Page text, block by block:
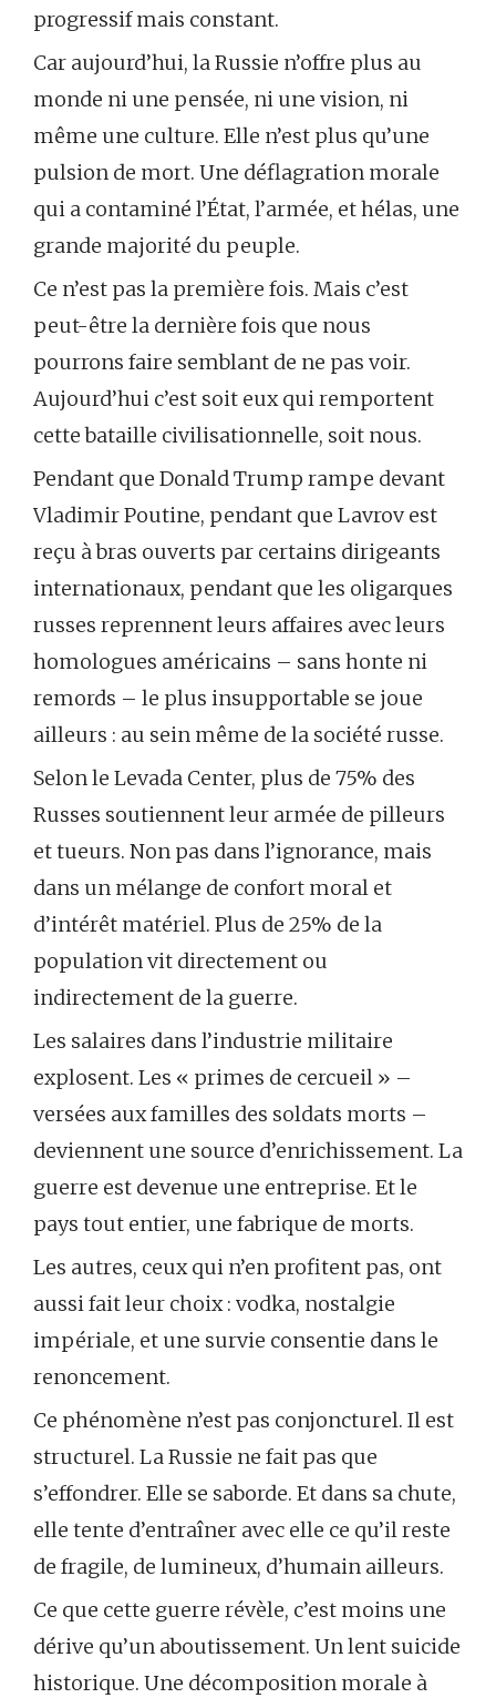
progressif mais constant.
Car aujourd’hui, la Russie n’offre plus au
monde ni une pensée, ni une vision, ni
même une culture. Elle n’est plus qu’une
pulsion de mort. Une déflagration morale
qui a contaminé l’État, l’armée, et hélas, une
grande majorité du peuple.
Ce n’est pas la première fois. Mais c’est
peut-être la dernière fois que nous
pourrons faire semblant de ne pas voir.
Aujourd’hui c’est soit eux qui remportent
cette bataille civilisationnelle, soit nous.
Pendant que Donald Trump rampe devant
Vladimir Poutine, pendant que Lavrov est
reçu à bras ouverts par certains dirigeants
internationaux, pendant que les oligarques
russes reprennent leurs affaires avec leurs
homologues américains – sans honte ni
remords – le plus insupportable se joue
ailleurs : au sein même de la société russe.
Selon le Levada Center, plus de 75% des
Russes soutiennent leur armée de pilleurs
et tueurs. Non pas dans l’ignorance, mais
dans un mélange de confort moral et
d’intérêt matériel. Plus de 25% de la
population vit directement ou
indirectement de la guerre.
Les salaires dans l’industrie militaire
explosent. Les « primes de cercueil » –
versées aux familles des soldats morts –
deviennent une source d’enrichissement. La
guerre est devenue une entreprise. Et le
pays tout entier, une fabrique de morts.
Les autres, ceux qui n’en profitent pas, ont
aussi fait leur choix : vodka, nostalgie
impériale, et une survie consentie dans le
renoncement.
Ce phénomène n’est pas conjoncturel. Il est
structurel. La Russie ne fait pas que
s’effondrer. Elle se saborde. Et dans sa chute,
elle tente d’entraîner avec elle ce qu’il reste
de fragile, de lumineux, d’humain ailleurs.
Ce que cette guerre révèle, c’est moins une
dérive qu’un aboutissement. Un lent suicide
historique. Une décomposition morale à